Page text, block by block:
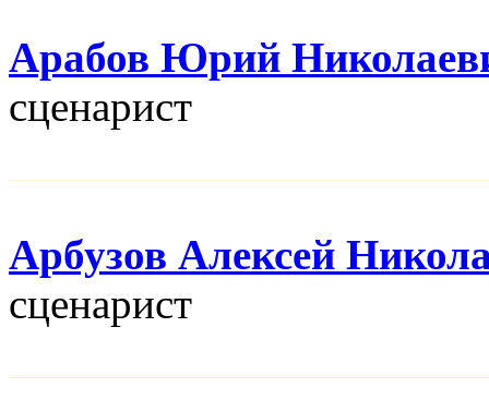
Арабов Юрий
сценарист
Арбузов Алексей
сценарист